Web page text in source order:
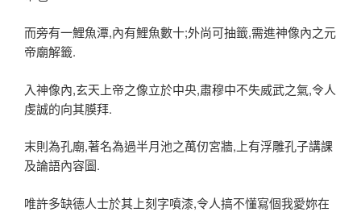
而旁有一鯉魚潭,內有鯉魚數十;外尚可抽籤,需進神像內之元
帝廟解籤.
入神像內,玄天上帝之像立於中央,肅穆中不失威武之氣,令人
虔誠的向其膜拜.
末則為孔廟,著名為過半月池之萬仞宮牆,上有浮雕孔子講課
及論語內容圖.
唯許多缺德人士於其上刻字噴漆,令人搞不懂寫個我愛妳在